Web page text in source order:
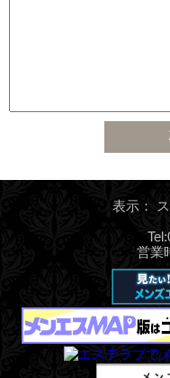
表示：
営業